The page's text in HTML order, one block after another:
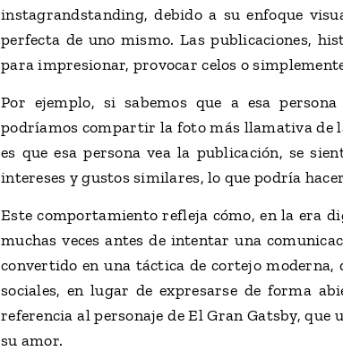
instagrandstanding, debido a su enfoque
perfecta de uno mismo. Las publicaciones,
para impresionar, provocar celos o
Por ejemplo, si sabemos que a esa
podríamos compartir la foto más llamativa de
es que esa persona vea la publicación, se
intereses y gustos similares, lo que podría
Este comportamiento refleja cómo, en la era
muchas veces antes de intentar una
convertido en una táctica de cortejo moderna,
sociales, en lugar de expresarse de forma
referencia al personaje de El Gran Gatsby,
su amor.